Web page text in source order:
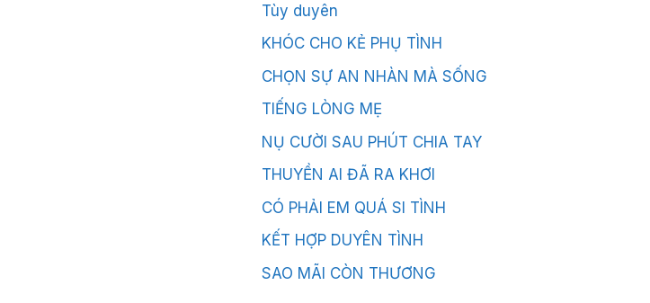
Tùy duyên
KHÓC CHO KẺ PHỤ TÌNH
CHỌN SỰ AN NHÀN MÀ SỐNG
TIẾNG LÒNG MẸ
NỤ CƯỜI SAU PHÚT CHIA TAY
THUYỀN AI ĐÃ RA KHƠI
CÓ PHẢI EM QUÁ SI TÌNH
KẾT HỢP DUYÊN TÌNH
SAO MÃI CÒN THƯƠNG